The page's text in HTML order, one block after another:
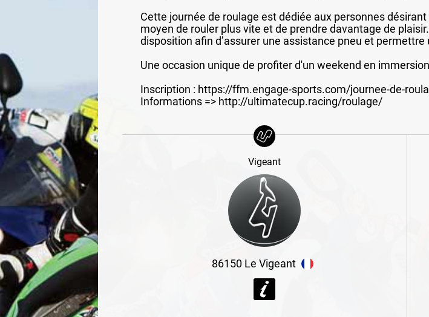
Cette journée de roulage est dédiée aux personnes
moyen de rouler plus vite et de prendre davantage de
disposition afin d’assurer une assistance pneu et
Une occasion unique de profiter d'un weekend en
Inscription : https://ffm.engage-sports.com/journee-de-
Informations => http://ultimatecup.racing/roulage/
Vigeant
86150 Le Vigeant